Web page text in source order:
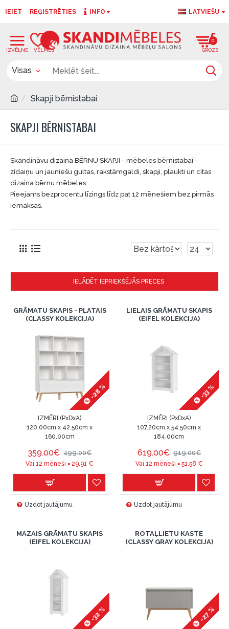
IEIET REĢISTRĒTIES INFO LATVIEŠU
0
Visas
Skapji bērnistabai
SKAPJI BĒRNISTABAI
Skandināvu dizaina BĒRNU SKAPJI - mēbeles bērnistabai -
zīdaiņu un jauniešu gultas, rakstāmgaldi, skapji, plaukti un citas
dizaina bērnu mēbeles.
Pieejams bezprocentu līzings līdz pat 12 mēnešiem bez pirmās
iemaksas.
IELĀDĒT IEPRIEKŠĒJĀS PRECES
GRĀMATU SKAPIS - PLATAIS
(CLASSY KOLEKCIJA)
-28 %
IZMĒRI (PxDxA)
120.00cm x 42.50cm x
160.00cm
359.00€ 499.00€
Vai 12 mēneši = 29.91 €
Uzdot jautājumu
LIELAIS GRĀMATU SKAPIS
(EIFEL KOLEKCIJA)
-33 %
IZMĒRI (PxDxA)
107.20cm x 54.50cm x
184.00cm
619.00€ 919.00€
Vai 12 mēneši = 51.58 €
Uzdot jautājumu
MAZAIS GRĀMATU SKAPIS
(EIFEL KOLEKCIJA)
-32 %
ROTAĻLIETU KASTE
(CLASSY GRAY KOLEKCIJA)
-27 %